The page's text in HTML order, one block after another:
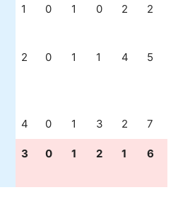
1 0 1 0 2 2
2 0 1 1 4 5
4 0 1 3 2 7
3 0 1 2 1 6